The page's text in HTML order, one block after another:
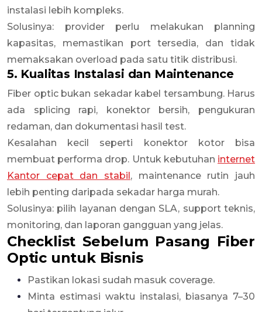
instalasi lebih kompleks.
Solusinya: provider perlu melakukan planning
kapasitas, memastikan port tersedia, dan tidak
memaksakan overload pada satu titik distribusi.
5. Kualitas Instalasi dan Maintenance
Fiber optic bukan sekadar kabel tersambung. Harus
ada splicing rapi, konektor bersih, pengukuran
redaman, dan dokumentasi hasil test.
Kesalahan kecil seperti konektor kotor bisa
membuat performa drop. Untuk kebutuhan internet
Kantor cepat dan stabil, maintenance rutin jauh
lebih penting daripada sekadar harga murah.
Solusinya: pilih layanan dengan SLA, support teknis,
monitoring, dan laporan gangguan yang jelas.
Checklist Sebelum Pasang Fiber
Optic untuk Bisnis
Pastikan lokasi sudah masuk coverage.
Minta estimasi waktu instalasi, biasanya 7–30